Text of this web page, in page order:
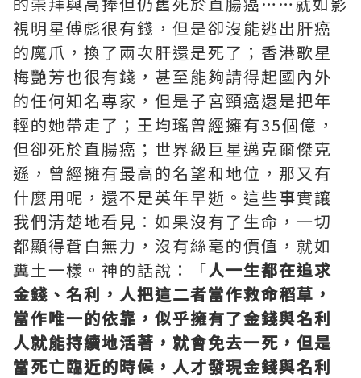
視明星傅彪很有錢，但是卻沒能逃出肝癌
的魔爪，換了兩次肝還是死了；香港歌星
梅艷芳也很有錢，甚至能夠請得起國內外
的任何知名專家，但是子宮頸癌還是把年
輕的她帶走了；王均瑤曾經擁有35個億，
但卻死於直腸癌；世界級巨星邁克爾傑克
遜，曾經擁有最高的名望和地位，那又有
什麼用呢，還不是英年早逝。 這些事實讓
我們清楚地看見：如果沒有了生命，一切
都顯得蒼白無力，沒有絲毫的價值，就如
糞土一樣。神的話說：「人一生都在追求
金錢、名利，人把這二者當作救命稻草，
當作唯一的依靠，似乎擁有了金錢與名利
人就能持續地活著，就會免去一死，但是
當死亡臨近的時候，人才發現金錢與名利